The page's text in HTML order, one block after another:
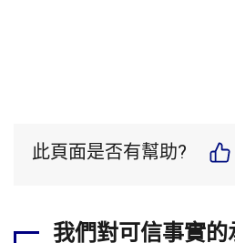
此頁面是否有幫助?
我們對可信事實的